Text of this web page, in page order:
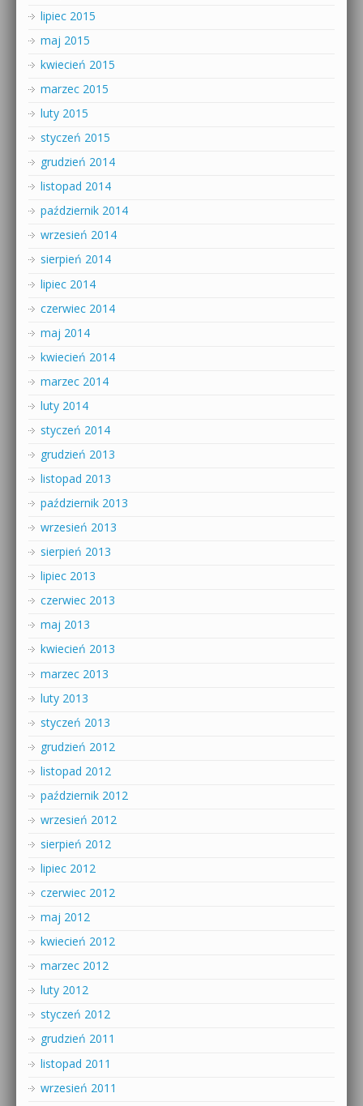
lipiec 2015
maj 2015
kwiecień 2015
marzec 2015
luty 2015
styczeń 2015
grudzień 2014
listopad 2014
październik 2014
wrzesień 2014
sierpień 2014
lipiec 2014
czerwiec 2014
maj 2014
kwiecień 2014
marzec 2014
luty 2014
styczeń 2014
grudzień 2013
listopad 2013
październik 2013
wrzesień 2013
sierpień 2013
lipiec 2013
czerwiec 2013
maj 2013
kwiecień 2013
marzec 2013
luty 2013
styczeń 2013
grudzień 2012
listopad 2012
październik 2012
wrzesień 2012
sierpień 2012
lipiec 2012
czerwiec 2012
maj 2012
kwiecień 2012
marzec 2012
luty 2012
styczeń 2012
grudzień 2011
listopad 2011
wrzesień 2011